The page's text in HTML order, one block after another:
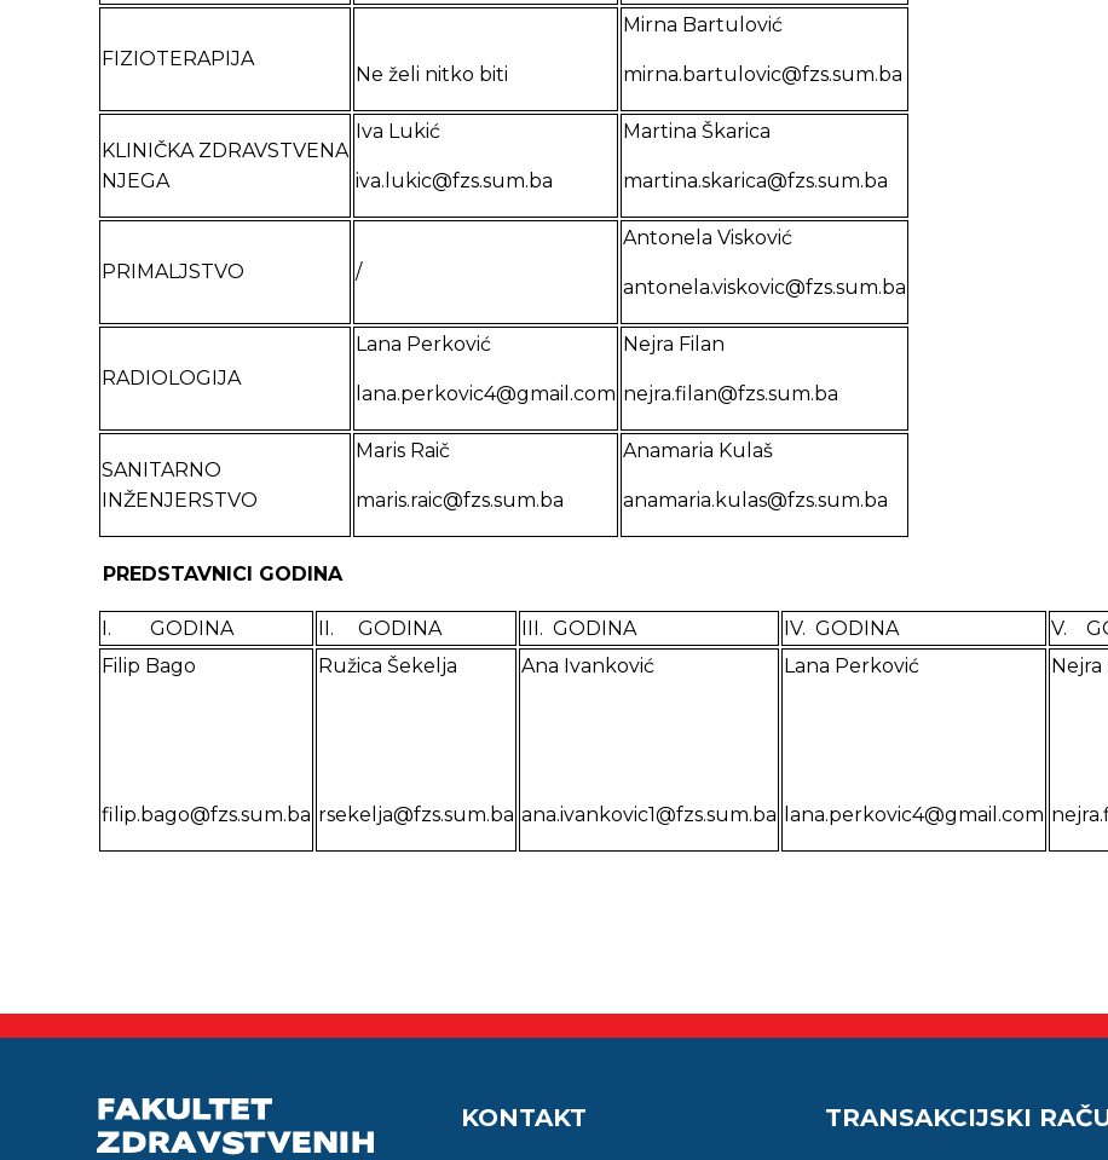
FIZIOTERAPIJA
Ne želi nitko biti
Mirna Bartulović
mirna.bartulovic@fzs.sum.ba
KLINIČKA ZDRAVSTVENA
NJEGA
Iva Lukić
iva.lukic@fzs.sum.ba
Martina Škarica
martina.skarica@fzs.sum.ba
PRIMALJSTVO /
Antonela Visković
antonela.viskovic@fzs.sum.ba
RADIOLOGIJA
Lana Perković
lana.perkovic4@gmail.com
Nejra Filan
nejra.filan@fzs.sum.ba
SANITARNO
INŽENJERSTVO
Maris Raič
maris.raic@fzs.sum.ba
Anamaria Kulaš
anamaria.kulas@fzs.sum.ba
PREDSTAVNICI GODINA
I. GODINA II. GODINA III. GODINA IV. GODINA
V.
Filip Bago
filip.bago@fzs.sum.ba
Ružica Šekelja
rsekelja@fzs.sum.ba
Ana Ivanković
ana.ivankovic1@fzs.sum.ba
Lana Perković
lana.perkovic4@gmail.com
Nejra
KONTAKT TRANSAKCIJSKI